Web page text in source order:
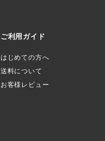
ご利用ガイド
はじめての方へ
送料について
お客様レビュー